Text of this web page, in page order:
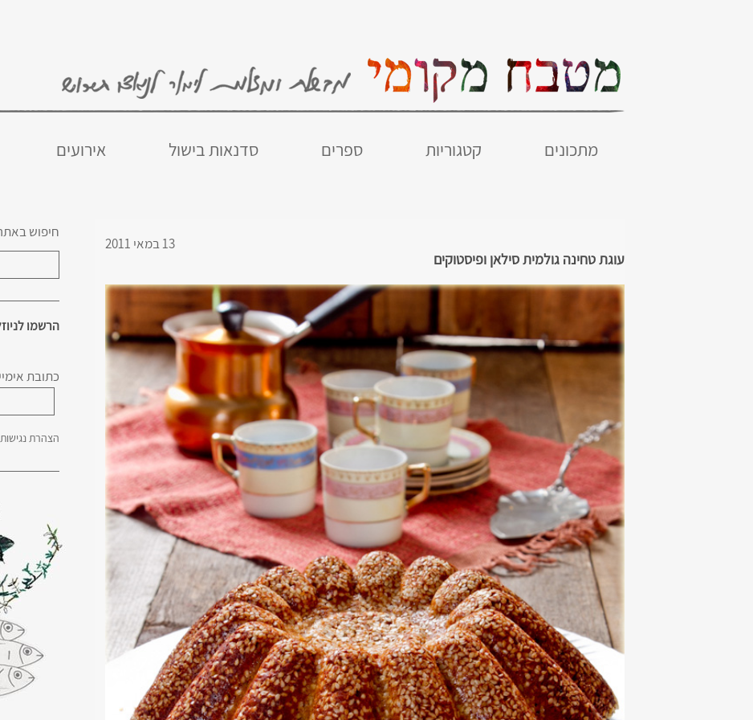
מתכונים קטגוריות ספרים סדנאות בישול אירועים
13 במאי 2011
עוגת טחינה גולמית סילאן ופיסטוקים
חיפוש
הרשמו
כתובת
הצהרת נגישות